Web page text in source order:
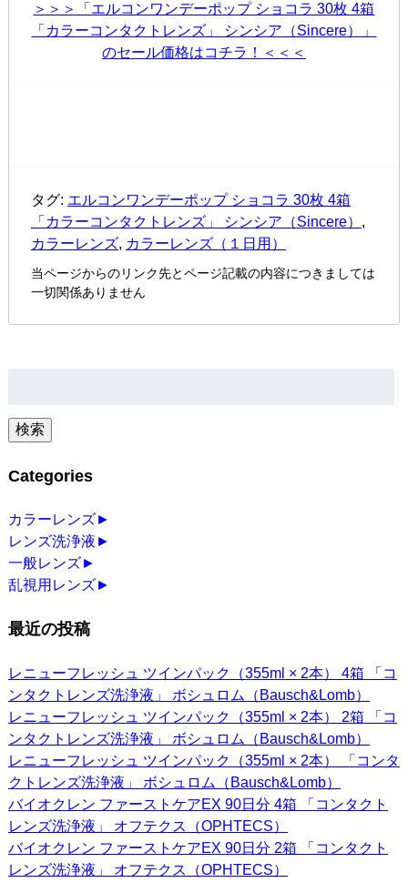
＞＞＞「エルコンワンデーポップ ショコラ 30枚 4箱
「カラーコンタクトレンズ」 シンシア（Sincere）」
のセール価格はコチラ！＜＜＜
タグ: エルコンワンデーポップ ショコラ 30枚 4箱
「カラーコンタクトレンズ」 シンシア（Sincere） ,
カラーレンズ, カラーレンズ（１日用）
当ページからのリンク先とページ記載の内容につきましては
一切関係ありません
検索
Categories
カラーレンズ►
レンズ洗浄液 ►
一般レンズ►
乱視用レンズ►
最近の投稿
レニューフレッシュ ツインパック（355ml × 2本） 4箱 「コ
ンタクトレンズ洗浄液」 ボシュロム（Bausch&Lomb）
レニューフレッシュ ツインパック（355ml × 2本） 2箱 「コ
ンタクトレンズ洗浄液」 ボシュロム（Bausch&Lomb）
レニューフレッシュ ツインパック（355ml × 2本） 「コンタ
クトレンズ洗浄液」 ボシュロム（Bausch&Lomb）
バイオクレン ファーストケアEX 90日分 4箱 「コンタクト
レンズ洗浄液」 オフテクス（OPHTECS）
バイオクレン ファーストケアEX 90日分 2箱 「コンタクト
レンズ洗浄液」 オフテクス（OPHTECS）